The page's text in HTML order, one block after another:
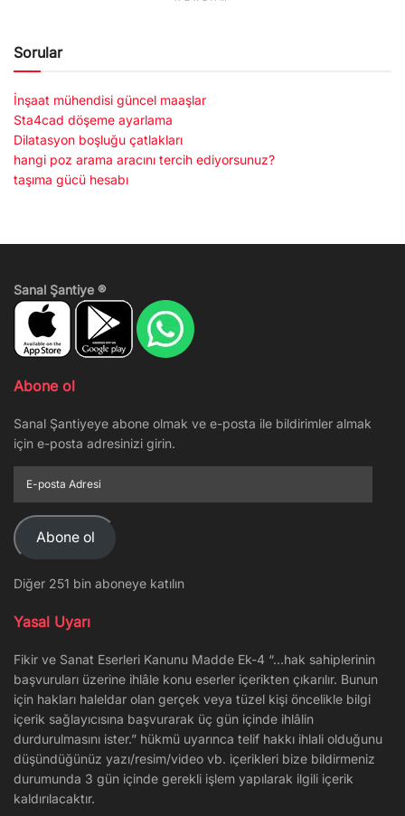
Sorular
İnşaat mühendisi güncel maaşlar
Sta4cad döşeme ayarlama
Dilatasyon boşluğu çatlakları
hangi poz arama aracını tercih ediyorsunuz?
taşıma gücü hesabı
Sanal Şantiye ®
Abone ol
Sanal Şantiyeye abone olmak ve e-posta ile bildirimler almak
için e-posta adresinizi girin.
posta
Adresi
Abone ol
Diğer 251 bin aboneye katılın
Yasal Uyarı
Fikir ve Sanat Eserleri Kanunu Madde Ek-4 “…hak sahiplerinin
başvuruları üzerine ihlâle konu eserler içerikten çıkarılır. Bunun
için hakları haleldar olan gerçek veya tüzel kişi öncelikle bilgi
içerik sağlayıcısına başvurarak üç gün içinde ihlâlin
durdurulmasını ister.” hükmü uyarınca telif hakkı ihlali olduğunu
düşündüğünüz yazı/resim/video vb. içerikleri bize bildirmeniz
durumunda 3 gün içinde gerekli işlem yapılarak ilgili içerik
kaldırılacaktır.